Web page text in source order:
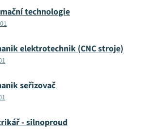
technologie
elektrotechnik (CNC stroje)
seřizovač
- silnoproud